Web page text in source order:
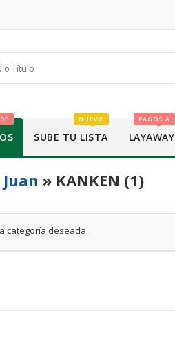
SUBE TU LISTA
NUEVO
LAYAWAY
PAGOS A
» KANKEN (1)
categoría deseada.